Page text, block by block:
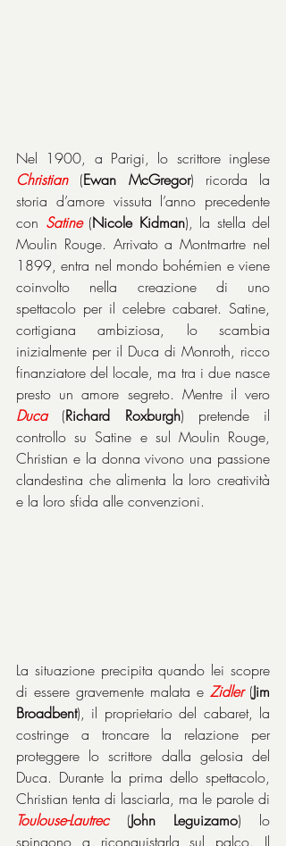
Christian (Ewan McGregor) ricorda la
storia d’amore vissuta l’anno precedente
con Satine (Nicole Kidman), la stella del
Moulin Rouge. Arrivato a Montmartre nel
1899, entra nel mondo bohémien e viene
coinvolto nella creazione di uno
spettacolo per il celebre cabaret. Satine,
cortigiana ambiziosa, lo scambia
inizialmente per il Duca di Monroth, ricco
finanziatore del locale, ma tra i due nasce
Duca (Richard Roxburgh) pretende il
controllo su Satine e sul Moulin Rouge,
Christian e la donna vivono una passione
clandestina che alimenta la loro creatività
e la loro sfida alle convenzioni.
La situazione precipita quando lei scopre
di essere gravemente malata e Zidler (Jim
Broadbent), il proprietario del cabaret, la
costringe a troncare la relazione per
proteggere lo scrittore dalla gelosia del
Duca. Durante la prima dello spettacolo,
Toulouse-Lautrec (John Leguizamo) lo
spingono a riconquistarla sul palco. Il